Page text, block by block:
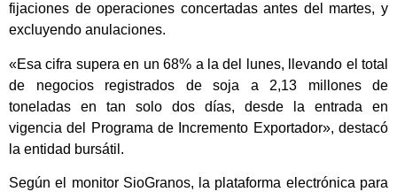
fijaciones de operaciones concertadas antes del martes, y
excluyendo anulaciones.
«Esa cifra supera en un 68% a la del lunes, llevando el total
de negocios registrados de soja a 2,13 millones de
toneladas en tan solo dos días, desde la entrada en
vigencia del Programa de Incremento Exportador», destacó
la entidad bursátil.
Según el monitor SioGranos, la plataforma electrónica para